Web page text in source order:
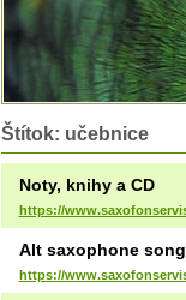
Štítok: učebnice
Noty, knihy a CD
https://
Alt saxophone
https://